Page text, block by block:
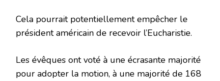
Cela pourrait potentiellement empêcher le
président américain de recevoir l’Eucharistie.
Les évêques ont voté à une écrasante majorité
pour adopter la motion, à une majorité de 168